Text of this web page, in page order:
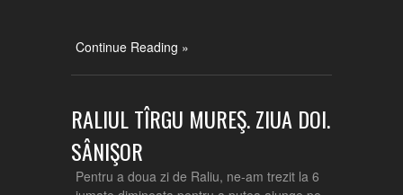
Continue Reading »
RALIUL TÎRGU MUREŞ. ZIUA DOI.
SÂNIŞOR
Pentru a doua zi de Raliu, ne-am trezit la 6